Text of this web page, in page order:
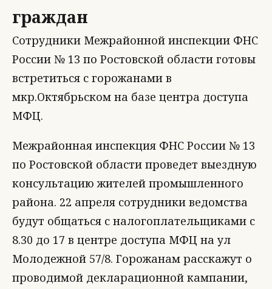
граждан
Сотрудники Межрайонной инспекции ФНС
России № 13 по Ростовской области готовы
встретиться с горожанами в
мкр.Октябрьском на базе центра доступа
МФЦ.
Межрайонная инспекция ФНС России № 13
по Ростовской области проведет выездную
консультацию жителей промышленного
района. 22 апреля сотрудники ведомства
будут общаться с налогоплательщиками с
8.30 до 17 в центре доступа МФЦ на ул
Молодежной 57/8. Горожанам расскажут о
проводимой декларационной кампании,